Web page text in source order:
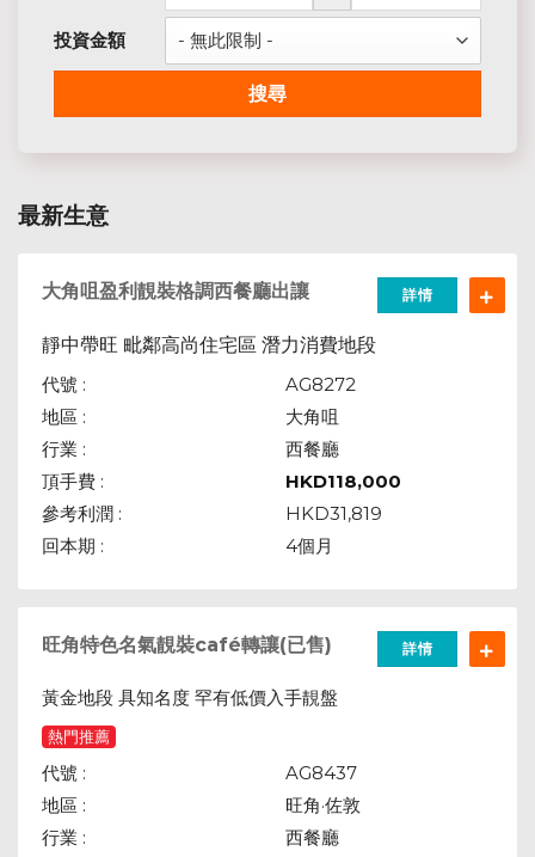
投資金額
搜尋
最新生意
大角咀盈利靚裝格調西餐廳出讓 詳情
靜中帶旺 毗鄰高尚住宅區 潛力消費地段
代號 :
AG8272
地區 :
大角咀
行業 :
西餐廳
頂手費 :
HKD118,000
參考利潤 :
HKD31,819
回本期 :
4個月
旺角特色名氣靚裝café轉讓(已售) 詳情
黃金地段 具知名度 罕有低價入手靚盤
熱門推薦
代號 :
AG8437
地區 :
旺角·佐敦
行業 :
西餐廳